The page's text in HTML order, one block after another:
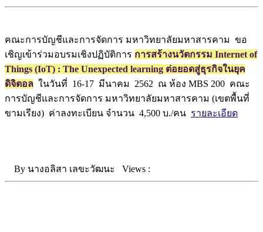
คณะการบัญชีและการจัดการ มหาวิทยาลัยมหาสารคาม ขอ
เชิญเข้าร่วมอบรมเชิงปฏิบัติการ การสร้างนวัตกรรม Internet of
Things (IoT) : The Unexpected learning ต่อยอดสู่ธุรกิจในยุค
ดิจิตอล ในวันที่ 16-17 มีนาคม 2562 ณ ห้อง MBS 200 คณะ
การบัญชีและการจัดการ มหาวิทยาลัยมหาสารคาม (เขตพื้นที่
ขามเรียง) ค่าลงทะเบียน จำนวน 4,500 บ./คน รายละเอียด
By นางอลิสา เลขะวัฒนะ Views :